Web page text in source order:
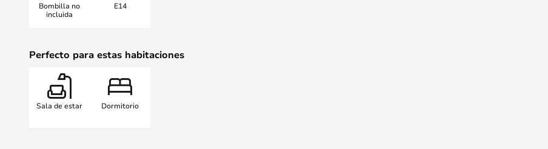
Bombilla no
incluida
E14
Perfecto para estas habitaciones
Sala de estar Dormitorio